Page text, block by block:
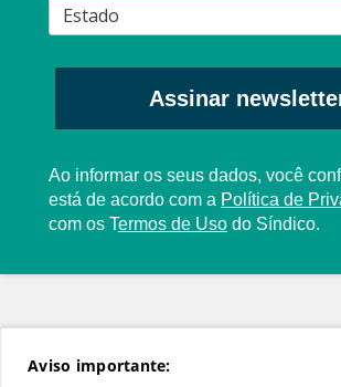
Assinar
Ao informar os seus dados, você
está de acordo com a Política de
com os Termos de Uso do Síndico.
Aviso importante: